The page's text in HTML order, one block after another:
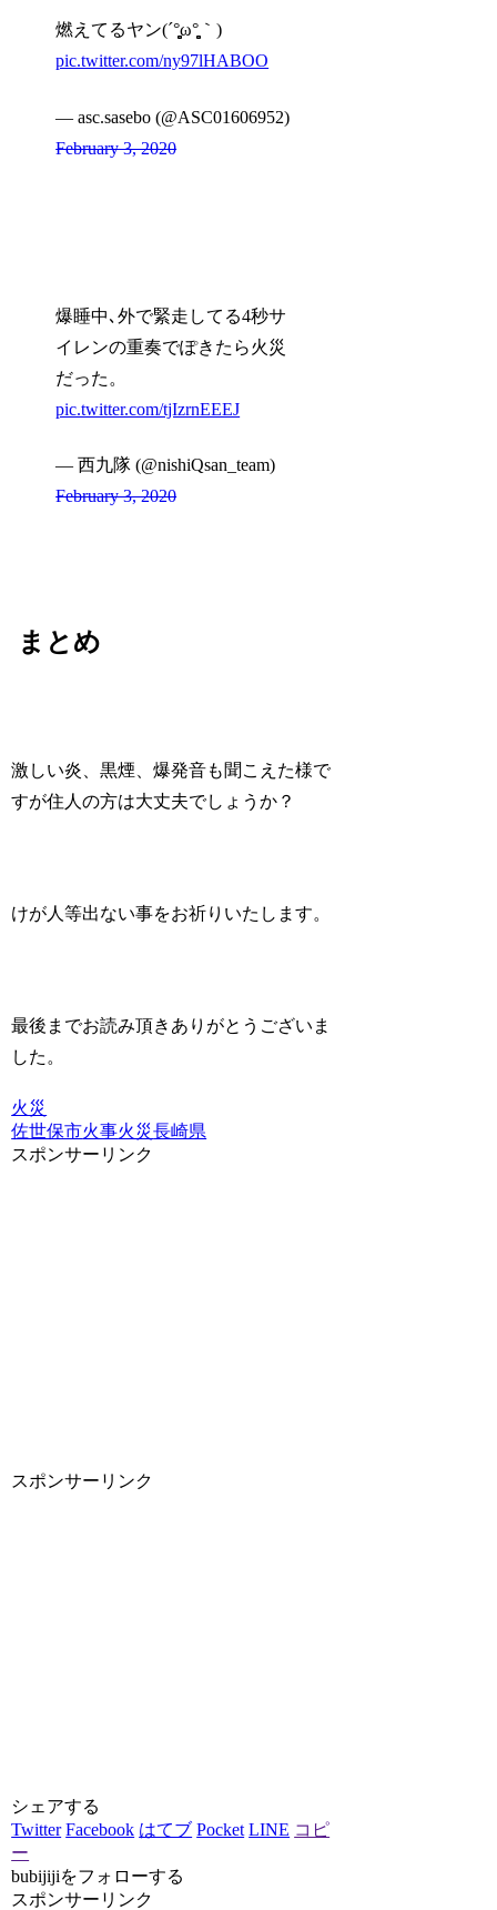
燃えてるヤン(´°̥̥̥̥̥̥̥̥ω°̥̥̥̥̥̥̥̥｀)
pic.twitter.com/ny97lHABOO
— asc.sasebo (@ASC01606952)
February 3, 2020
爆睡中､外で緊走してる4秒サ
イレンの重奏でぽきたら火災
だった。
pic.twitter.com/tjIzrnEEEJ
— 西九隊 (@nishiQsan_team)
February 3, 2020
まとめ
激しい炎、黒煙、爆発音も聞こえた様で
すが住人の方は大丈夫でしょうか？
けが人等出ない事をお祈りいたします。
最後までお読み頂きありがとうございま
した。
火災
佐世保市火事火災長崎県
スポンサーリンク
スポンサーリンク
シェアする
Twitter Facebook はてブ Pocket LINE コピ
ー
bubijijiをフォローする
スポンサーリンク